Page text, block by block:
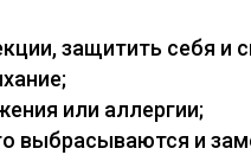
защитить себя и
или аллергии;
выбрасываются и